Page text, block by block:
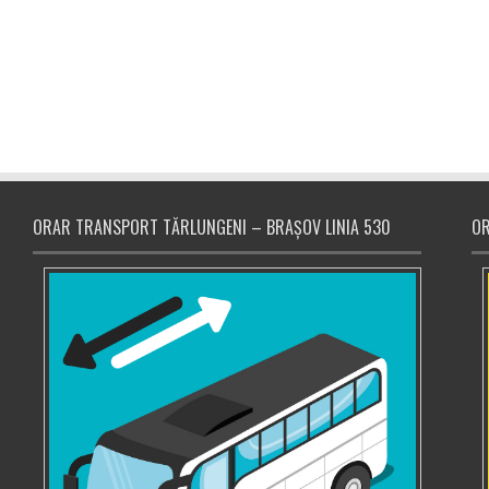
ORAR TRANSPORT TĂRLUNGENI – BRAȘOV LINIA 530